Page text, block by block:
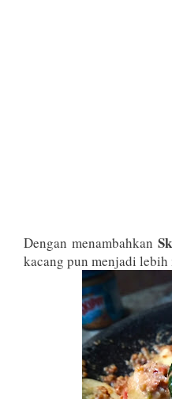
Dengan menambahkan
kacang pun menjadi